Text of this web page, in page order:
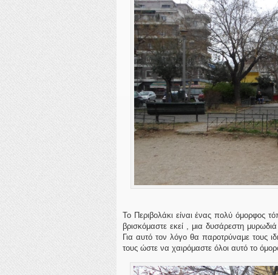
Το Περιβολάκι είναι ένας πολύ όμορφος
βρισκόμαστε εκεί , μια δυσάρεστη
Για αυτό τον λόγο θα παροτρύναμε τους
τους ώστε να χαιρόμαστε όλοι αυτό το